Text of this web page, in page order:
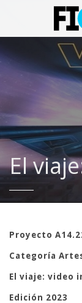
El
Proyecto
Categoría
El viaje: video
Edición 2023